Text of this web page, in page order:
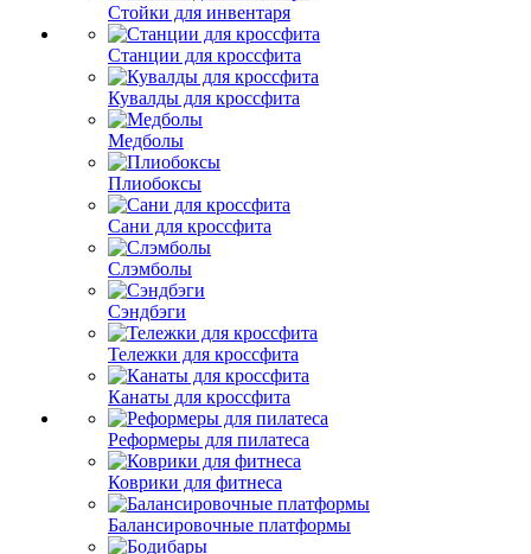
Стойки для инвентаря
Станции для кроссфита
Кувалды для кроссфита
Медболы
Плиобоксы
Сани для кроссфита
Слэмболы
Сэндбэги
Тележки для кроссфита
Канаты для кроссфита
Реформеры для пилатеса
Коврики для фитнеса
Балансировочные платформы